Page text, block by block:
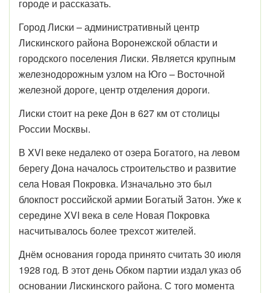
городе и рассказать.
Город Лиски – административный центр
Лискинского района Воронежской области и
городского поселения Лиски. Является крупным
железнодорожным узлом на Юго – Восточной
железной дороге, центр отделения дороги.
Лиски стоит на реке Дон в 627 км от столицы
России Москвы.
В XVI веке недалеко от озера Богатого, на левом
берегу Дона началось строительство и развитие
села Новая Покровка. Изначально это был
блокпост российской армии Богатый Затон. Уже к
середине XVI века в селе Новая Покровка
насчитывалось более трехсот жителей.
Днём основания города принято считать 30 июля
1928 год. В этот день Обком партии издал указ об
основании Лискинского района. С того момента